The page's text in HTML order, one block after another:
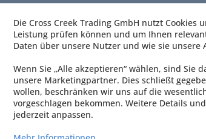
Die Cross Creek Trading GmbH nutzt
Leistung prüfen können und um Ihnen
Daten über unsere Nutzer und wie sie unsere
Wenn Sie „Alle akzeptieren“ wählen, sind
unsere Marketingpartner. Dies schließt
wollen, beschränken wir uns auf die
vorgeschlagen bekommen. Weitere Details
jederzeit anpassen.